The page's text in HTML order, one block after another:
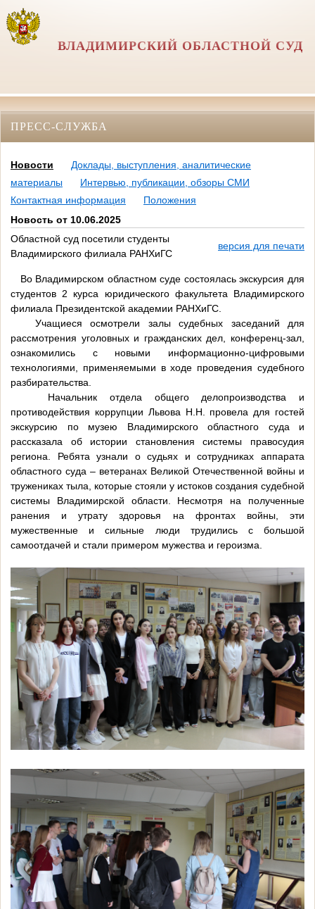
ВЛАДИМИРСКИЙ ОБЛАСТНОЙ СУД
ПРЕСС-СЛУЖБА
Новости
Доклады, выступления, аналитические
материалы
Интервью, публикации, обзоры СМИ
Контактная информация
Положения
Новость от 10.06.2025
Областной суд посетили студенты
Владимирского филиала РАНХиГС
версия для печати
Во Владимирском областном суде состоялась экскурсия для
студентов 2 курса юридического факультета Владимирского
филиала Президентской академии РАНХиГС.
Учащиеся осмотрели залы судебных заседаний для
рассмотрения уголовных и гражданских дел, конференц-зал,
ознакомились с новыми информационно-цифровыми
технологиями, применяемыми в ходе проведения судебного
разбирательства.
Начальник отдела общего делопроизводства и
противодействия коррупции Львова Н.Н. провела для гостей
экскурсию по музею Владимирского областного суда и
рассказала об истории становления системы правосудия
региона. Ребята узнали о судьях и сотрудниках аппарата
областного суда – ветеранах Великой Отечественной войны и
тружениках тыла, которые стояли у истоков создания судебной
системы Владимирской области. Несмотря на полученные
ранения и утрату здоровья на фронтах войны, эти
мужественные и сильные люди трудились с большой
самоотдачей и стали примером мужества и героизма.